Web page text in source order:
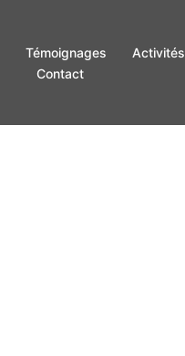
Témoignages Activités
Contact